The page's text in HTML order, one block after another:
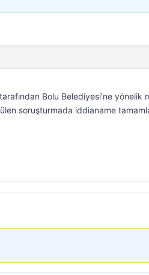
Bolu Belediyesi’ne yönelik
soruşturmada iddianame